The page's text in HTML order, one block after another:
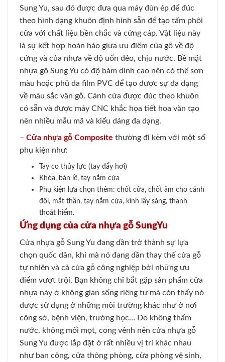
Sung Yu, sau đó được đưa qua máy đùn ép để đúc
theo hình dạng khuôn định hình sẵn để tạo tấm phôi
cửa với chất liệu bền chắc và cứng cáp. Vật liệu này
là sự kết hợp hoàn hảo giữa ưu điểm của gỗ về độ
cứng và của nhựa về độ uốn dẻo, chịu nước. Bề mặt
nhựa gỗ Sung Yu có độ bám dính cao nên có thể sơn
màu hoặc phủ da film PVC để tạo được sự đa dạng
về màu sắc vân gỗ. Cánh cửa được đúc theo khuôn
có sẵn và được máy CNC khắc họa tiết hoa văn tạo
nên nhiều mẫu mã và kiểu dáng đa dạng.
– Cửa nhựa gỗ Composite thường đi kèm với một số
phụ kiện như:
Tay co thủy lực (tay đẩy hơi)
Khóa, bản lề, tay nắm cửa
Phụ kiện lựa chọn thêm: chốt cửa, chốt âm cho cánh
đôi, mắt thần, tay nắm cửa, kính lấy sáng, thanh
thoát hiểm.
Ứng dụng của cửa nhựa gỗ SungYu
Cửa nhựa gỗ Sung Yu đang dần trở thành sự lựa
chọn quốc dân, khi mà nó đang dần thay thế cửa gỗ
tự nhiên và cả cửa gỗ công nghiệp bởi những ưu
điểm vượt trội. Bạn không chỉ bắt gặp sản phẩm cửa
nhựa này ở không gian sống riêng tư mà còn thấy nó
được sử dụng ở những môi trường khác như ở nơi
công sở, bệnh viện, trường học… Do không thấm
nước, không mối mọt, cong vênh nên cửa nhựa gỗ
Sung Yu được lắp đặt ở rất nhiều vị trí khác nhau
như ban công, cửa thông phòng, cửa phòng vệ sinh,